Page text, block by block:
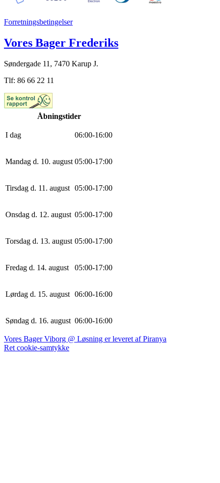
Forretningsbetingelser
Vores Bager Frederiks
Søndergade 11, 7470 Karup J.
Tlf: 86 66 22 11
Åbningstider
I dag 06:00-16:00
Mandag d. 10. august 05:00-17:00
Tirsdag d. 11. august 05:00-17:00
Onsdag d. 12. august 05:00-17:00
Torsdag d. 13. august 05:00-17:00
Fredag d. 14. august 05:00-17:00
Lørdag d. 15. august 06:00-16:00
Søndag d. 16. august 06:00-16:00
Vores Bager Viborg @ Løsning er leveret af Piranya
Ret cookie-samtykke